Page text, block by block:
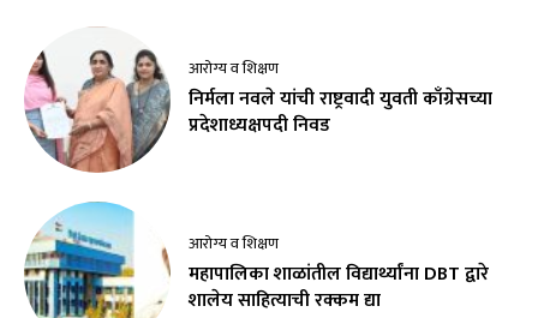
आरोग्य व शिक्षण
निर्मला नवले यांची राष्ट्रवादी युवती काँग्रेसच्या
प्रदेशाध्यक्षपदी निवड
आरोग्य व शिक्षण
महापालिका शाळांतील विद्यार्थ्यांना DBT द्वारे
शालेय साहित्याची रक्कम द्या